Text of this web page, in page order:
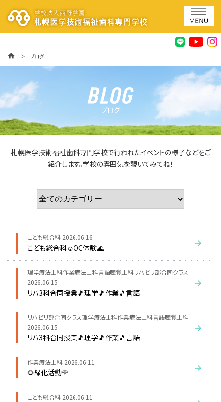
home ＞ ブログ
ブログ
札幌医学技術福祉歯科専門学校で行われたイベントの様子などをご
紹介します。学校の雰囲気を覗いてみてね！
こども総合科 2026.06.16
こども総合科☺OC体験🌊
理学療法士科作業療法士科言語聴覚士科リハビリ部合同クラス
2026.06.15
リハ3科合同授業🎵理学🎵作業🎵言語
リハビリ部合同クラス理学療法士科作業療法士科言語聴覚士科
2026.06.15
リハ3科合同授業🎵理学🎵作業🎵言語
作業療法士科 2026.06.11
🌻緑化活動🌹
こども総合科 2026.06.11